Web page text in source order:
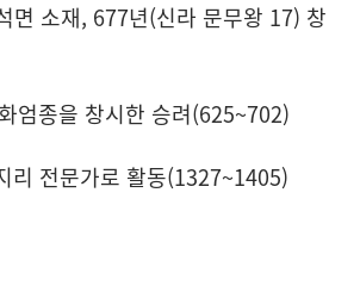
면 소재, 677년(신라 문무왕 17) 창
엄종을 창시한 승려(625~702)
리 전문가로 활동(1327~1405)